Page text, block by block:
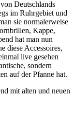
Deutschlands
im Ruhrgebiet und
sie normalerweise
Kappe,
hat man nun
diese Accessoires,
live gesehen
sondern
auf der Pfanne hat.
mit alten und neuen